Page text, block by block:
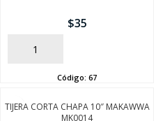
$35
AÑADIR
Código: 67
TIJERA CORTA CHAPA 10″ MAKAWWA
MK0014